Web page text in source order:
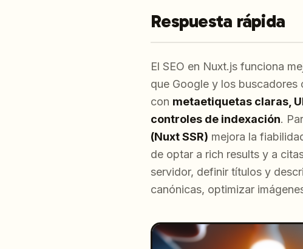
Respuesta rápida
El SEO en Nuxt.js funciona
que Google y los
con metaetiquetas claras,
controles de indexación.
(Nuxt SSR) mejora la
de optar a rich results y a
servidor, definir títulos y
canónicas, optimizar